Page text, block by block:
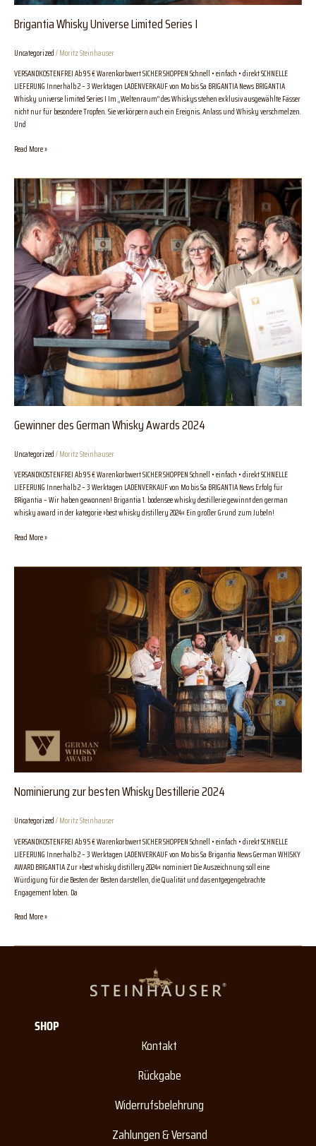
Brigantia Whisky Universe Limited Series I
Uncategorized/Moritz Steinhauser
VERSANDKOSTENFREI Ab 95 € Warenkorbwert SICHER SHOPPEN Schnell • einfach • direkt SCHNELLE
LIEFERUNG Innerhalb 2 – 3 Werktagen LADENVERKAUF von Mo bis Sa BRIGANTIA News BRIGANTIA
Whisky universe limited Series I Im „Weltenraum“ des Whiskys stehen exklusiv ausgewählte Fässer
nicht nur für besondere Tropfen. Sie verkörpern auch ein Ereignis. Anlass und Whisky verschmelzen.
Und
Read More »
Gewinner des German Whisky Awards 2024
Uncategorized/Moritz Steinhauser
VERSANDKOSTENFREI Ab 95 € Warenkorbwert SICHER SHOPPEN Schnell • einfach • direkt SCHNELLE
LIEFERUNG Innerhalb 2 – 3 Werktagen LADENVERKAUF von Mo bis Sa BRIGANTIA News Erfolg für
BRigantia – Wir haben gewonnen! Brigantia 1. bodensee whisky destillerie gewinnt den german
whisky award in der kategorie »best whisky distillery 2024« Ein großer Grund zum Jubeln!
Gewinner
German
Whisky
Awards
2024
Read More »
Nominierung zur besten Whisky Destillerie 2024
Uncategorized/Moritz Steinhauser
VERSANDKOSTENFREI Ab 95 € Warenkorbwert SICHER SHOPPEN Schnell • einfach • direkt SCHNELLE
LIEFERUNG Innerhalb 2 – 3 Werktagen LADENVERKAUF von Mo bis Sa Brigantia News German WHISKY
AWARD BRIGANTIA Zur »best whisky distillery 2024« nominiert Die Auszeichnung soll eine
Würdigung für die Besten der Besten darstellen, die Qualität und das entgegengebrachte
Engagement loben. Da
Read More »
SHOP
Kontakt
Rückgabe
Widerrufsbelehrung
Zahlungen & Versand